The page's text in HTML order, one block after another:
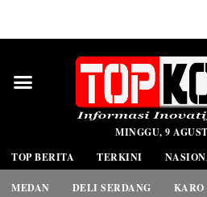
MINGGU, 9
TOP BERITA
TERKINI
MEDAN DELI SERDANG KARO